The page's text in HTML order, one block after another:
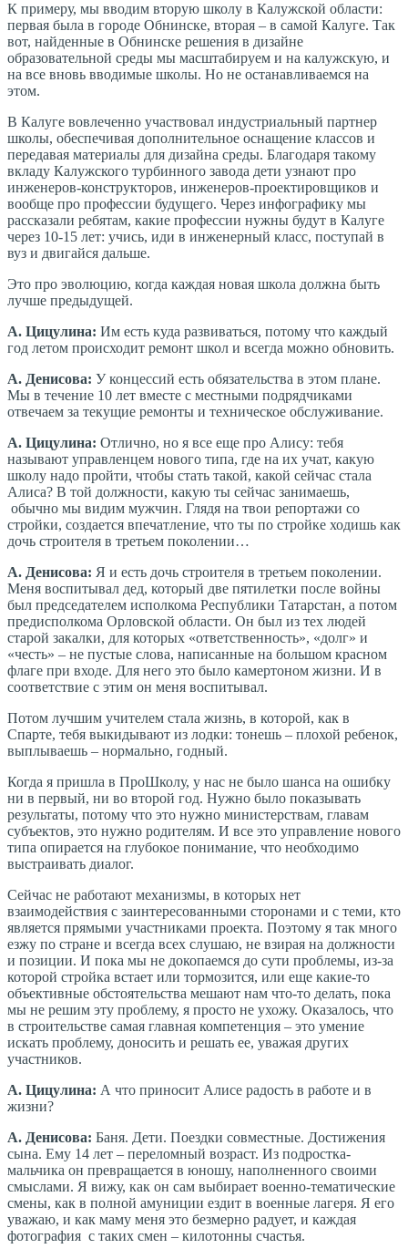
К примеру, мы вводим вторую школу в Калужской области:
первая была в городе Обнинске, вторая – в самой Калуге. Так
вот, найденные в Обнинске решения в дизайне
образовательной среды мы масштабируем и на калужскую, и
на все вновь вводимые школы. Но не останавливаемся на
этом.
В Калуге вовлеченно участвовал индустриальный партнер
школы, обеспечивая дополнительное оснащение классов и
передавая материалы для дизайна среды. Благодаря такому
вкладу Калужского турбинного завода дети узнают про
инженеров-конструкторов, инженеров-проектировщиков и
вообще про профессии будущего. Через инфографику мы
рассказали ребятам, какие профессии нужны будут в Калуге
через 10-15 лет: учись, иди в инженерный класс, поступай в
вуз и двигайся дальше.
Это про эволюцию, когда каждая новая школа должна быть
лучше предыдущей.
А. Цицулина: Им есть куда развиваться, потому что каждый
год летом происходит ремонт школ и всегда можно обновить.
А. Денисова: У концессий есть обязательства в этом плане.
Мы в течение 10 лет вместе с местными подрядчиками
отвечаем за текущие ремонты и техническое обслуживание.
А. Цицулина: Отлично, но я все еще про Алису: тебя
называют управленцем нового типа, где на их учат, какую
школу надо пройти, чтобы стать такой, какой сейчас стала
Алиса? В той должности, какую ты сейчас занимаешь,
обычно мы видим мужчин. Глядя на твои репортажи со
стройки, создается впечатление, что ты по стройке ходишь как
дочь строителя в третьем поколении…
А. Денисова: Я и есть дочь строителя в третьем поколении.
Меня воспитывал дед, который две пятилетки после войны
был председателем исполкома Республики Татарстан, а потом
предисполкома Орловской области. Он был из тех людей
старой закалки, для которых «ответственность», «долг» и
«честь» – не пустые слова, написанные на большом красном
флаге при входе. Для него это было камертоном жизни. И в
соответствие с этим он меня воспитывал.
Потом лучшим учителем стала жизнь, в которой, как в
Спарте, тебя выкидывают из лодки: тонешь – плохой ребенок,
выплываешь – нормально, годный.
Когда я пришла в ПроШколу, у нас не было шанса на ошибку
ни в первый, ни во второй год. Нужно было показывать
результаты, потому что это нужно министерствам, главам
субъектов, это нужно родителям. И все это управление нового
типа опирается на глубокое понимание, что необходимо
выстраивать диалог.
Сейчас не работают механизмы, в которых нет
взаимодействия с заинтересованными сторонами и с теми, кто
является прямыми участниками проекта. Поэтому я так много
езжу по стране и всегда всех слушаю, не взирая на должности
и позиции. И пока мы не докопаемся до сути проблемы, из-за
которой стройка встает или тормозится, или еще какие-то
объективные обстоятельства мешают нам что-то делать, пока
мы не решим эту проблему, я просто не ухожу. Оказалось, что
в строительстве самая главная компетенция – это умение
искать проблему, доносить и решать ее, уважая других
участников.
А. Цицулина: А что приносит Алисе радость в работе и в
жизни?
А. Денисова: Баня. Дети. Поездки совместные. Достижения
сына. Ему 14 лет – переломный возраст. Из подростка-
мальчика он превращается в юношу, наполненного своими
смыслами. Я вижу, как он сам выбирает военно-тематические
смены, как в полной амуниции ездит в военные лагеря. Я его
уважаю, и как маму меня это безмерно радует, и каждая
фотография с таких смен – килотонны счастья.